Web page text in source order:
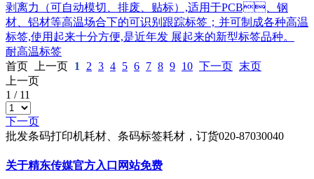
剥离力（可自动模切、排废、贴标）,适用于PCB、钢
材、铝材等高温场合下的可识别跟踪标签；并可制成各种高温
标签,使用起来十分方便,是近年发 展起来的新型标签品种。
耐高温标签
首页
上一页 1 2 3 4 5 6 7 8 9 10 下一页 末页
上一页
1 / 11
下一页
批发条码打印机耗材、条码标签耗材，订货020-87030040
关于精东传媒官方入口网站免费